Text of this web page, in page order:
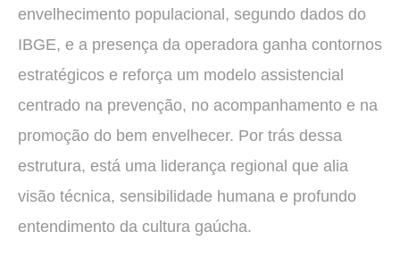
envelhecimento populacional, segundo dados do
IBGE, e a presença da operadora ganha contornos
estratégicos e reforça um modelo assistencial
centrado na prevenção, no acompanhamento e na
promoção do bem envelhecer. Por trás dessa
estrutura, está uma liderança regional que alia
visão técnica, sensibilidade humana e profundo
entendimento da cultura gaúcha.